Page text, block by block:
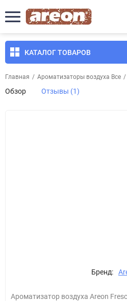
КАТАЛОГ ТОВАРОВ
Главная / Ароматизаторы воздуха Все /
Обзор Отзывы (1)
Бренд:
Ароматизатор воздуха Areon